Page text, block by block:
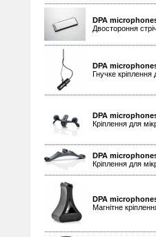
DPA
Двостороння
DPA
Гнучке
DPA
Кріплення для
DPA
Кріплення для
DPA
Магнітне